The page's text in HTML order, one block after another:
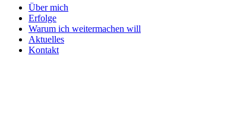
Über mich
Erfolge
Warum ich weitermachen will
Aktuelles
Kontakt